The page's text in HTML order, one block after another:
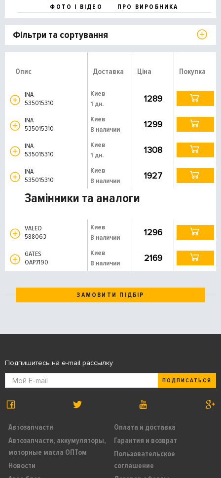
ФОТО І ВІДЕО
ПРО ВИРОБНИКА
Фільтри та сортування
Опис Доставка Ціна Покупка
INA
535015310
Киев
1 дн.
1289
INA
535015310
Киев
В наличии
1299
INA
535015310
Киев
1 дн.
1308
INA
535015310
Киев
В наличии
1927
Замінники та аналоги
VALEO
588063
Киев
В наличии
1296
GATES
OAP7190
Киев
В наличии
2169
ЗАМОВИТИ ПІДБІР
Автозапчасти
Автозапчасти, аккумуляторы,
моторные масла ОПТом
Новости
Оплата и доставка
Гарантия и возврат
Пользовательское
соглашение
Подпишитесь на e-mail рассылку
ПОДПИСАТЬСЯ